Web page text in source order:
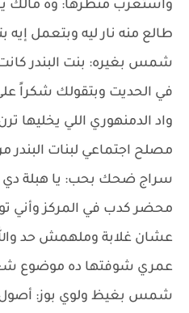
واستغرب منظرها: وه
طالع منه نار ليه وبتعمل إيه
شمس بغيره: بنت البندر
في الحديت وبتقولك شكراً
واد الدمنهوري اللي يخليها
مصلح اجتماعي لبنات البندر
سراج ضحك بحب: يا هبلة دي
محضر كدب في المركز وأني
عشان غلابة وملهمش حد
عمري شوفتها ده موضوع
شمس بغيظ ولوي بوز: أصول